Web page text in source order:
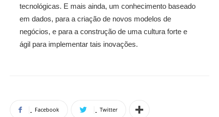
tecnológicas. E mais ainda, um conhecimento baseado
em dados, para a criação de novos modelos de
negócios, e para a construção de uma cultura forte e
ágil para implementar tais inovações.
Facebook Twitter